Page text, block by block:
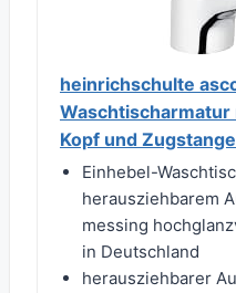
heinrichschulte
Kopf und
Einhebel-
herausziehbarem
messing
in Deutschland
herausziehbarer